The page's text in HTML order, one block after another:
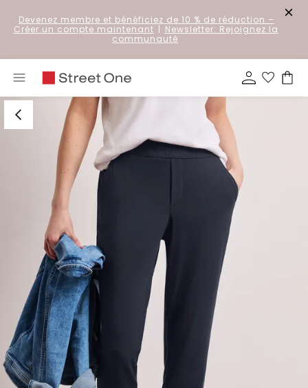
Devenez membre et bénéficiez de 10 % de réduction –
Créer un compte maintenant | Newsletter: Rejoignez la
communauté